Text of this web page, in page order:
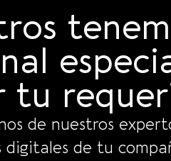
tu
de nuestros
digitales de tu